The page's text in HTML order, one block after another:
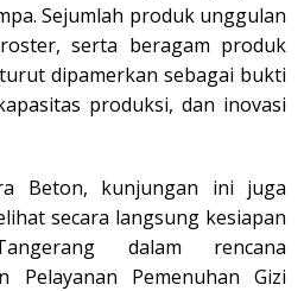
Sejumlah produk unggulan
serta beragam produk
dipamerkan sebagai bukti
produksi, dan inovasi
Beton, kunjungan ini juga
secara langsung kesiapan
dalam rencana
Pelayanan Pemenuhan Gizi